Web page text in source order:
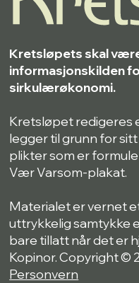
Kretsløpets skal
informasjonskilden
sirkulærøkonomi.
Kretsløpet redigeres
legger til grunn for
plikter som er
Vær Varsom-plakat.
Materialet er vernet
uttrykkelig samtykke
bare tillatt når det er
Kopinor. Copyright ©
Personvern